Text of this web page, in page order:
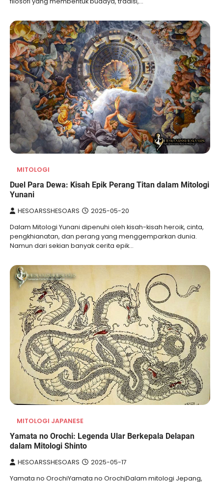
MITOLOGI
Duel Para Dewa: Kisah Epik Perang Titan dalam Mitologi
Yunani
HESOARSSHESOARS 2025-05-20
Dalam Mitologi Yunani dipenuhi oleh kisah-kisah heroik, cinta,
pengkhianatan, dan perang yang menggemparkan dunia.
Namun dari sekian banyak cerita epik…
MITOLOGI JAPANESE
Yamata no Orochi: Legenda Ular Berkepala Delapan
dalam Mitologi Shinto
HESOARSSHESOARS 2025-05-17
Yamata no OrochiYamata no OrochiDalam mitologi Jepang,